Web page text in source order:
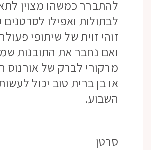
להתברר כמשהו מצוין
לבתולות ואפילו
זוהי זוית של שיתופי
ואם נחבר את התובנות
מרקורי לברק של אורנוס
או בן ברית טוב יכול
השבוע.
סרטן